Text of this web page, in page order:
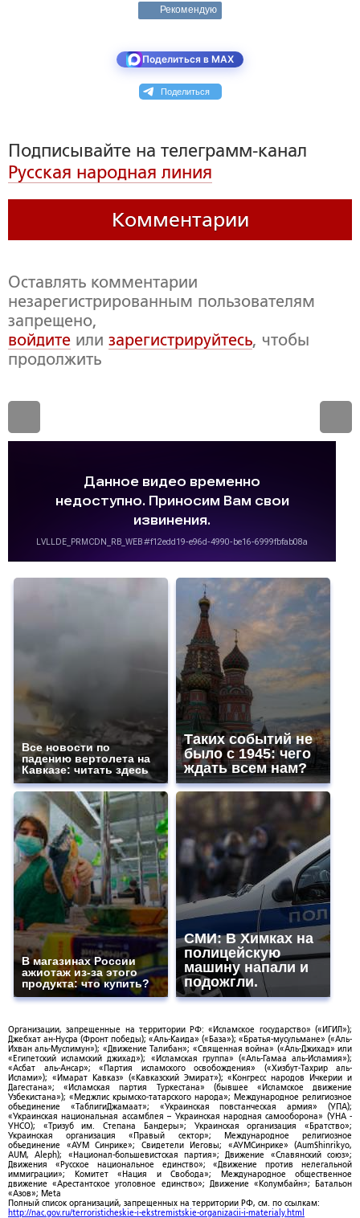
Рекомендую
Поделиться в MAX
Поделиться
Подписывайте на телеграмм-канал
Русская народная линия
Комментарии
Оставлять комментарии
незарегистрированным пользователям
запрещено,
войдите или зарегистрируйтесь, чтобы
продолжить
Все новости по
падению вертолета на
Кавказе: читать здесь
Таких событий не
было с 1945: чего
ждать всем нам?
В магазинах России
ажиотаж из-за этого
продукта: что купить?
СМИ: В Химках на
полицейскую
машину напали и
подожгли.
Организации, запрещенные на территории РФ: «Исламское государство» («ИГИЛ»);
Джебхат ан-Нусра (Фронт победы); «Аль-Каида» («База»); «Братья-мусульмане» («Аль-
Ихван аль-Муслимун»); «Движение Талибан»; «Священная война» («Аль-Джихад» или
«Египетский исламский джихад»); «Исламская группа» («Аль-Гамаа аль-Исламия»);
«Асбат аль-Ансар»; «Партия исламского освобождения» («Хизбут-Тахрир аль-
Ислами»); «Имарат Кавказ» («Кавказский Эмират»); «Конгресс народов Ичкерии и
Дагестана»; «Исламская партия Туркестана» (бывшее «Исламское движение
Узбекистана»); «Меджлис крымско-татарского народа»; Международное религиозное
объединение «ТаблигиДжамаат»; «Украинская повстанческая армия» (УПА);
«Украинская национальная ассамблея – Украинская народная самооборона» (УНА -
УНСО); «Тризуб им. Степана Бандеры»; Украинская организация «Братство»;
Украинская организация «Правый сектор»; Международное религиозное
объединение «АУМ Синрике»; Свидетели Иеговы; «АУМСинрике» (AumShinrikyo,
AUM, Aleph); «Национал-большевистская партия»; Движение «Славянский союз»;
Движения «Русское национальное единство»; «Движение против нелегальной
иммиграции»; Комитет «Нация и Свобода»; Международное общественное
движение «Арестантское уголовное единство»; Движение «Колумбайн»; Батальон
«Азов»; Meta
Полный список организаций, запрещенных на территории РФ, см. по ссылкам:
http://nac.gov.ru/terroristicheskie-i-ekstremistskie-organizacii-i-materialy.html